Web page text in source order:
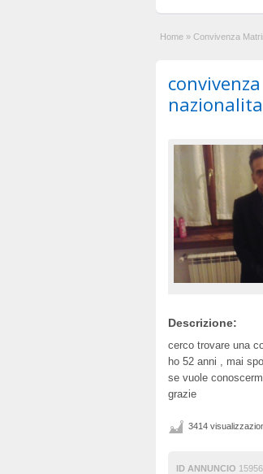
Home » Convivenza
nazionalita
Descrizione:
cerco trovare una
ho 52 anni , mai
se vuole
grazie
3414
ID ANNUNCIO